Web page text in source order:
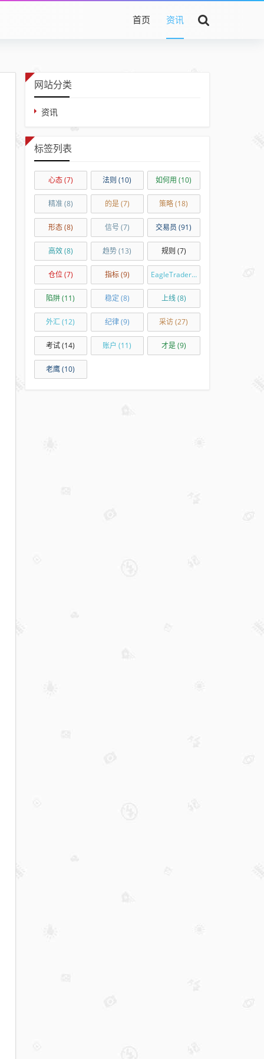
首页 资讯
网站分类
资讯
标签列表
心态(7) 法则 (10) 如何用 (10)
精准(8) 的是(7) 策略(18)
形态(8) 信号 (7) 交易员 (91)
高效(8) 趋势(13) 规则 (7)
仓位(7) 指标(9) EagleTrader
(16)
陷阱(11) 稳定 (8) 上线(8)
外汇(12) 纪律(9) 采访(27)
考试(14) 账户 (11) 才是(9)
老鹰(10)